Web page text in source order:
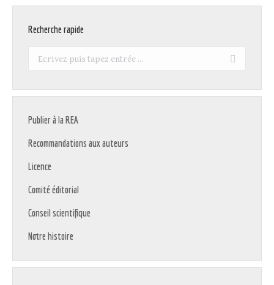
Recherche rapide
Recherche
Publier à la REA
Recommandations aux auteurs
Licence
Comité éditorial
Conseil scientifique
Notre histoire